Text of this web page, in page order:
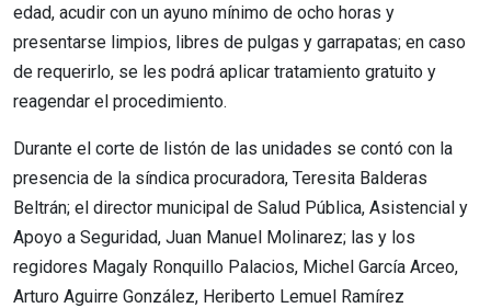
edad, acudir con un ayuno mínimo de ocho horas y
presentarse limpios, libres de pulgas y garrapatas; en caso
de requerirlo, se les podrá aplicar tratamiento gratuito y
reagendar el procedimiento.
Durante el corte de listón de las unidades se contó con la
presencia de la síndica procuradora, Teresita Balderas
Beltrán; el director municipal de Salud Pública, Asistencial y
Apoyo a Seguridad, Juan Manuel Molinarez; las y los
regidores Magaly Ronquillo Palacios, Michel García Arceo,
Arturo Aguirre González, Heriberto Lemuel Ramírez